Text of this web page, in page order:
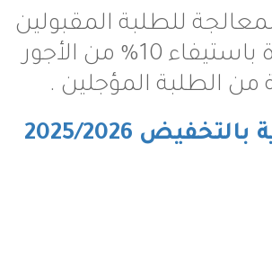
المقبولين
ضمن القناة باستيفاء 10% من الأجور
المؤجلين .
2026